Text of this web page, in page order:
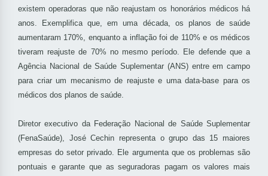
existem operadoras que não reajustam os honorários médicos há
anos. Exemplifica que, em uma década, os planos de saúde
aumentaram 170%, enquanto a inflação foi de 110% e os médicos
tiveram reajuste de 70% no mesmo período. Ele defende que a
Agência Nacional de Saúde Suplementar (ANS) entre em campo
para criar um mecanismo de reajuste e uma data-base para os
médicos dos planos de saúde.
Diretor executivo da Federação Nacional de Saúde Suplementar
(FenaSaúde), José Cechin representa o grupo das 15 maiores
empresas do setor privado. Ele argumenta que os problemas são
pontuais e garante que as seguradoras pagam os valores mais